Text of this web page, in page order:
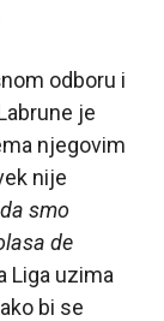
odboru i
je
njegovim
nije
smo
de
Liga uzima
bi se